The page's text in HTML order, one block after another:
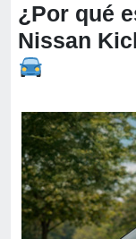
¿Por qué
Nissan